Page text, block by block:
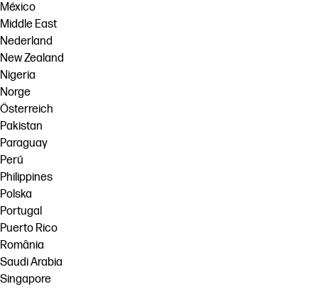
México
Middle East
Nederland
New Zealand
Nigeria
Norge
Österreich
Pakistan
Paraguay
Perú
Philippines
Polska
Portugal
Puerto Rico
România
Saudi Arabia
Singapore